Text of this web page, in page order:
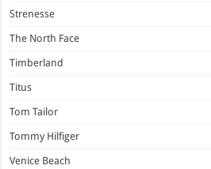
Strenesse
The North Face
Timberland
Titus
Tom Tailor
Tommy Hilfiger
Venice Beach